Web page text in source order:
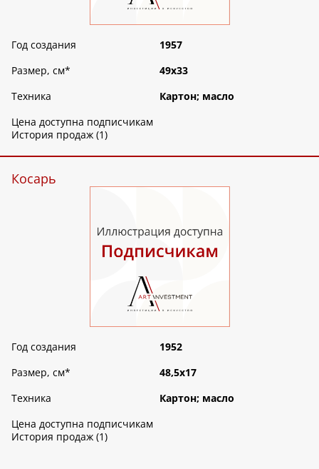
Год создания
1957
Размер, см*
49х33
Техника
Картон; масло
Цена доступна подписчикам
История продаж (1)
Косарь
Год создания
1952
Размер, см*
48,5х17
Техника
Картон; масло
Цена доступна подписчикам
История продаж (1)